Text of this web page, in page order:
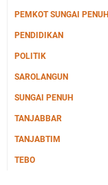
PEMKOT SUNGAI PENUH
PENDIDIKAN
POLITIK
SAROLANGUN
SUNGAI PENUH
TANJABBAR
TANJABTIM
TEBO